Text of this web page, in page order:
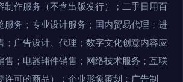
制作服务（不含出版发行）；二手日用百
服务；专业设计服务；国内贸易代理；进
；广告设计、代理；数字文化创意内容应
售；电器辅件销售；网络技术服务；互联
许可的商品）；企业形象策划；广告制